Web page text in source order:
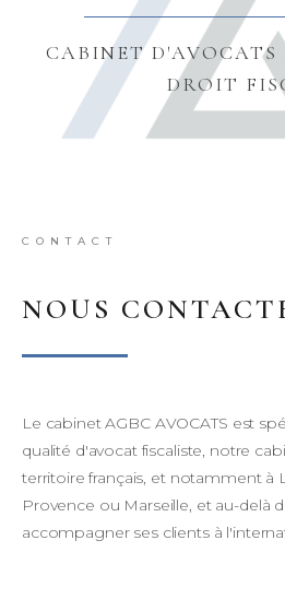
CABINET D'AVOCATS
DROIT
CONTACT
NOUS
Le cabinet AGBC AVOCATS est
qualité d'avocat fiscaliste, notre
territoire français, et notamment à
Provence ou Marseille, et au-delà
accompagner ses clients à